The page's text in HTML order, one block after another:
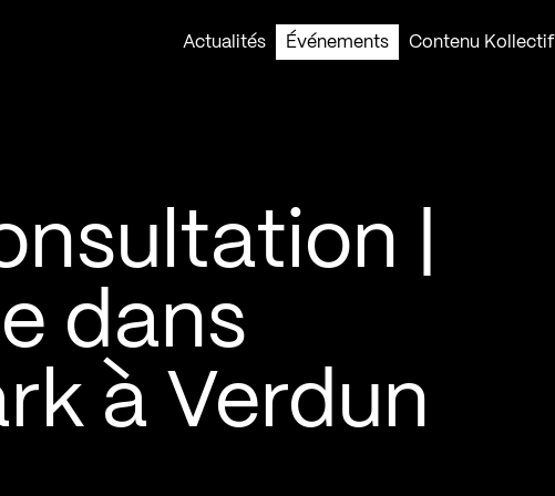
Actualités
Événements Contenu Kollectif
|
dans
à Verdun